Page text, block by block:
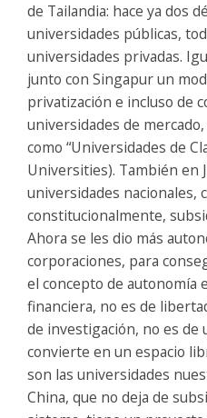
de Tailandia: hace ya dos
universidades públicas,
universidades privadas.
junto con Singapur un
privatización e incluso de
universidades de
como “Universidades de
Universities). También en
universidades nacionales,
constitucionalmente,
Ahora se les dio más
corporaciones, para
el concepto de autonomía
financiera, no es de
de investigación, no es de
convierte en un espacio
son las universidades
China, que no deja de